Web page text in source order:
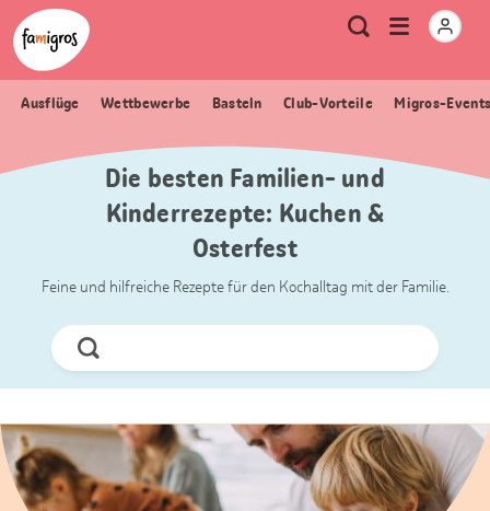
Sprungmarken
Navigation
Header
Logo
Meta
Navigation
Suche
Menu
öffnen
Ausflüge Wettbewerbe Basteln Club-Vorteile Migros-
Die besten Familien- und
Kinderrezepte: Kuchen &
Osterfest
Feine und hilfreiche Rezepte für den Kochalltag mit der Familie.
Jetzt
Suchen